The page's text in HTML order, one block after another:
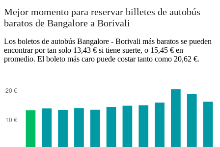
Bangalore
Mejor momento para reservar billetes de autobús
baratos de Bangalore a Borivali
Los boletos de autobús Bangalore - Borivali más baratos se pueden
encontrar por tan solo 13,43 € si tiene suerte, o 15,45 € en
promedio. El boleto más caro puede costar tanto como 20,62 €.